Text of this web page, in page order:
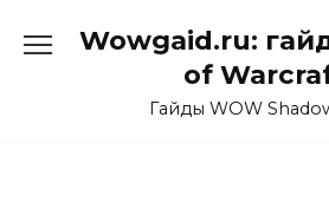
Wowgaid.ru:
of
Гайды WOW